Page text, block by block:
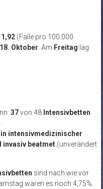
(Fälle pro 100.000
Oktober. Am Freitag lag
37von 48 Intensivbetten
in intensivmedizinischer
invasiv beatmet (unverändert
sind nach wie vor
waren es noch 4,75%.